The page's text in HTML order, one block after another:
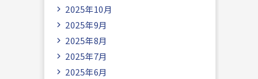
2025年10月
2025年9月
2025年8月
2025年7月
2025年6月